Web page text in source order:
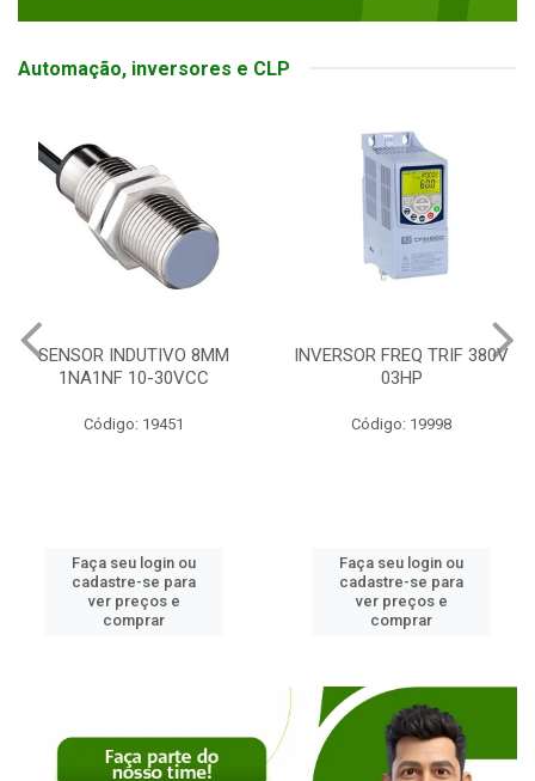
Automação, inversores e CLP
SENSOR INDUTIVO 8MM
1NA1NF 10-30VCC
Código: 19451
Faça seu login ou
cadastre-se para
ver preços e
comprar
INVERSOR FREQ TRIF 380V
03HP
Código: 19998
Faça seu login ou
cadastre-se para
ver preços e
comprar